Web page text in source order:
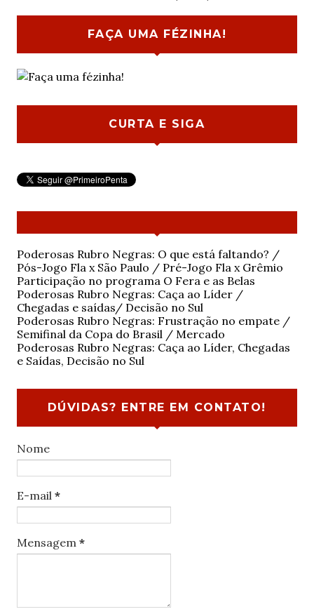
FAÇA UMA FÉZINHA!
CURTA E SIGA
Poderosas Rubro Negras: O que está faltando? /
Pós-Jogo Fla x São Paulo / Pré-Jogo Fla x Grêmio
Participação no programa O Fera e as Belas
Poderosas Rubro Negras: Caça ao Líder /
Chegadas e saídas/ Decisão no Sul
Poderosas Rubro Negras: Frustração no empate /
Semifinal da Copa do Brasil / Mercado
Poderosas Rubro Negras: Caça ao Líder, Chegadas
e Saídas, Decisão no Sul
DÚVIDAS? ENTRE EM CONTATO!
Nome
E-mail *
Mensagem *